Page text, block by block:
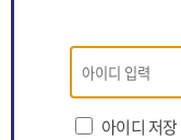
모바일
인증
로그인
아이디 저장